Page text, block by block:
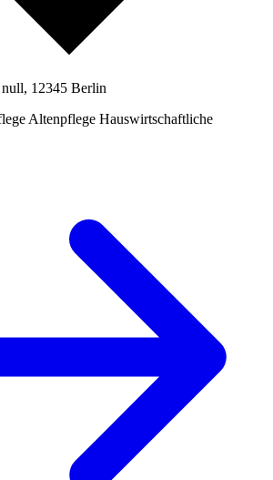
12345 Berlin
Altenpflege Hauswirtschaftliche